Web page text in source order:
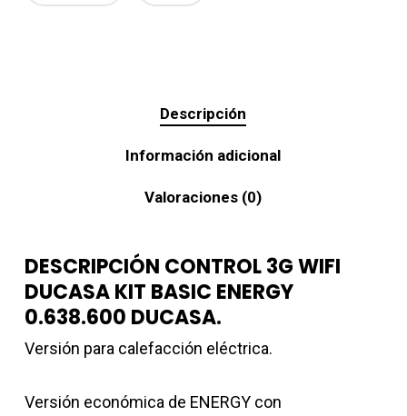
Descripción
Información adicional
Valoraciones (0)
DESCRIPCIÓN CONTROL 3G WIFI
DUCASA KIT BASIC ENERGY
0.638.600 DUCASA.
Versión para calefacción eléctrica.
Versión económica de ENERGY con